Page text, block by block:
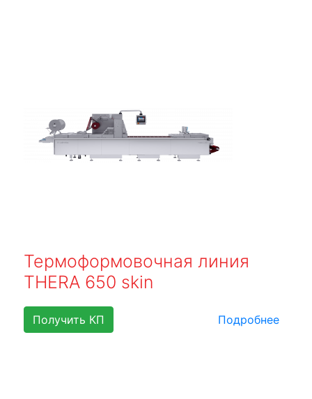
Термоформовочная линия
THERA 650 skin
Получить КП Подробнее